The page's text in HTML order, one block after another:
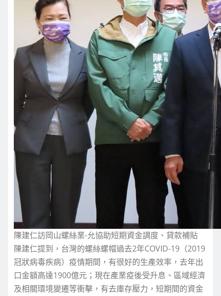
陳建仁訪岡山螺絲業-允協助短期資金調度、貸款補貼
陳建仁提到，台灣的螺絲螺帽過去2年COVID-19（2019
冠狀病毒疾病）疫情期間，有很好的生產效率，去年出
口金額高達1900億元；現在產業疫後受升息、區域經濟
及相關環境變遷等衝擊，有去庫存壓力，短期間的資金